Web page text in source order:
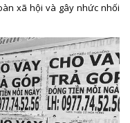
xã hội và gây nhức nhối